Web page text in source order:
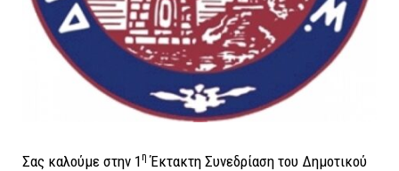
Σας καλούμε στην 1η Έκτακτη Συνεδρίαση του Δημοτικού